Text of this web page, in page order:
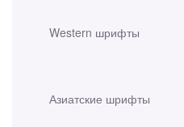
Western шрифты
Азиатские шрифты